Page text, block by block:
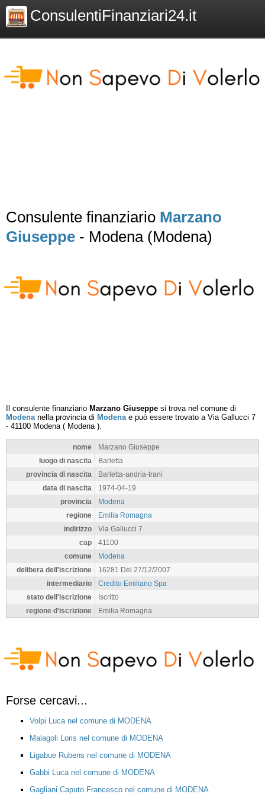
ConsulentiFinanziari24.it
Consulente finanziario Marzano
Giuseppe - Modena (Modena)
Il consulente finanziario Marzano Giuseppe si trova nel comune di
Modenanella provincia di Modenae può essere trovato a Via Gallucci 7
- 41100 Modena( Modena).
nome
Marzano Giuseppe
luogo di nascita
Barletta
provincia di nascita
Barletta-andria-trani
data di nascita
1974-04-19
provincia
Modena
regione
Emilia Romagna
indirizzo
Via Gallucci 7
cap
41100
comune
Modena
delibera dell'iscrizione
16281 Del 27/12/2007
intermediario
Credito Emiliano Spa
stato dell'iscrizione
Iscritto
regione d'iscrizione
Emilia Romagna
Forse cercavi...
Volpi Luca nel comune di MODENA
Malagoli Loris nel comune di MODENA
Ligabue Rubens nel comune di MODENA
Gabbi Luca nel comune di MODENA
Gagliani Caputo Francesco nel comune di MODENA